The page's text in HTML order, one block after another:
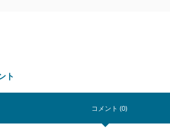
ト
コメント (0)